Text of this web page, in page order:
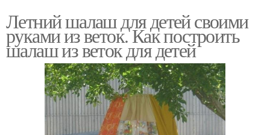
Летний шалаш для детей своими
руками из веток. Как построить
шалаш из веток для детей